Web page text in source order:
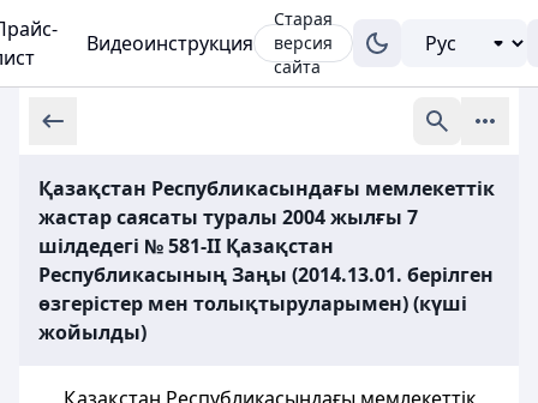
Видеоинструкция
Старая
версия
сайта
Қазақстан Республикасындағы мемлекеттік
жастар саясаты туралы 2004 жылғы 7
шілдедегі № 581-II Қазақстан
Республикасының Заңы (2014.13.01. берілген
өзгерістер мен толықтыруларымен) (күші
жойылды)